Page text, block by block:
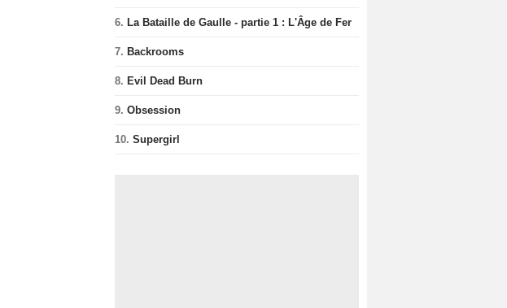
6. La Bataille de Gaulle - partie 1 : L'Âge de Fer
7. Backrooms
8. Evil Dead Burn
9. Obsession
10. Supergirl